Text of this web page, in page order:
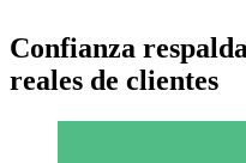
Confianza
reales de clientes